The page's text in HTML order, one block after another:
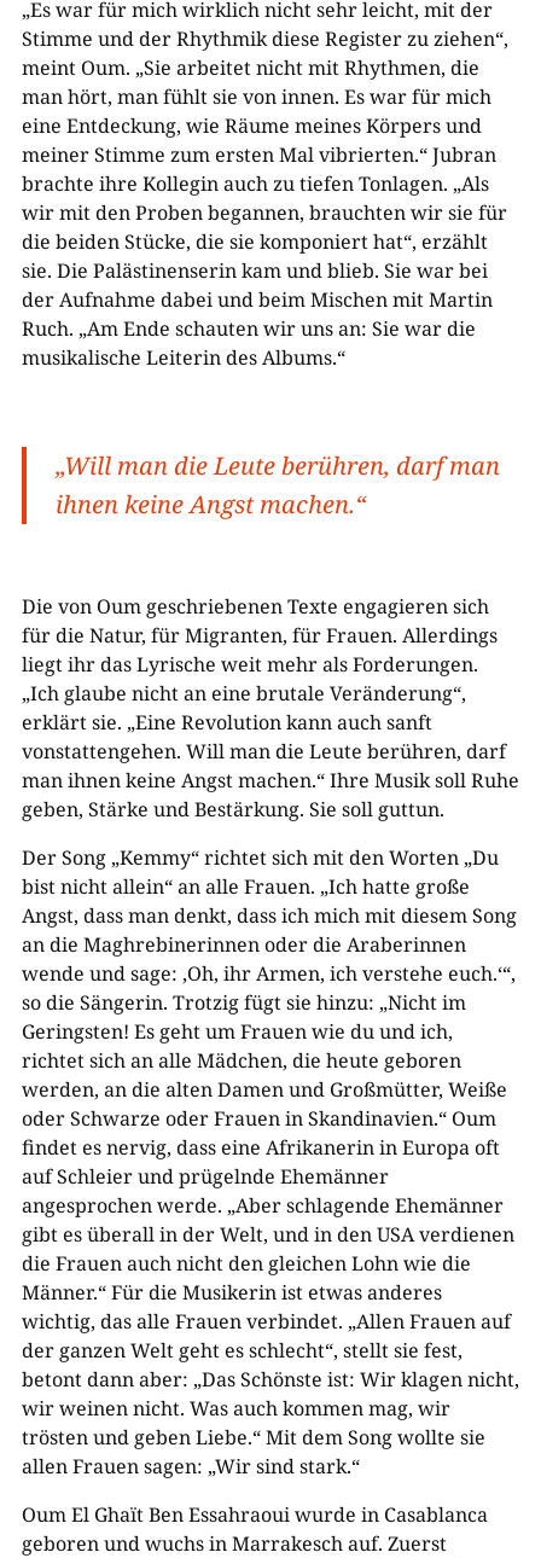
„Es war für mich wirklich nicht sehr leicht, mit der
Stimme und der Rhythmik diese Register zu ziehen“,
meint Oum. „Sie arbeitet nicht mit Rhythmen, die
man hört, man fühlt sie von innen. Es war für mich
eine Entdeckung, wie Räume meines Körpers und
meiner Stimme zum ersten Mal vibrierten.“ Jubran
brachte ihre Kollegin auch zu tiefen Tonlagen. „Als
wir mit den Proben begannen, brauchten wir sie für
die beiden Stücke, die sie komponiert hat“, erzählt
sie. Die Palästinenserin kam und blieb. Sie war bei
der Aufnahme dabei und beim Mischen mit Martin
Ruch. „Am Ende schauten wir uns an: Sie war die
musikalische Leiterin des Albums.“
„Will man die Leute berühren, darf man
ihnen keine Angst machen.“
Die von Oum geschriebenen Texte engagieren sich
für die Natur, für Migranten, für Frauen. Allerdings
liegt ihr das Lyrische weit mehr als Forderungen.
„Ich glaube nicht an eine brutale Veränderung“,
erklärt sie. „Eine Revolution kann auch sanft
vonstattengehen. Will man die Leute berühren, darf
man ihnen keine Angst machen.“ Ihre Musik soll Ruhe
geben, Stärke und Bestärkung. Sie soll guttun.
Der Song „Kemmy“ richtet sich mit den Worten „Du
bist nicht allein“ an alle Frauen. „Ich hatte große
Angst, dass man denkt, dass ich mich mit diesem Song
an die Maghrebinerinnen oder die Araberinnen
wende und sage: ‚Oh, ihr Armen, ich verstehe euch.‘“,
so die Sängerin. Trotzig fügt sie hinzu: „Nicht im
Geringsten! Es geht um Frauen wie du und ich,
richtet sich an alle Mädchen, die heute geboren
werden, an die alten Damen und Großmütter, Weiße
oder Schwarze oder Frauen in Skandinavien.“ Oum
findet es nervig, dass eine Afrikanerin in Europa oft
auf Schleier und prügelnde Ehemänner
angesprochen werde. „Aber schlagende Ehemänner
gibt es überall in der Welt, und in den USA verdienen
die Frauen auch nicht den gleichen Lohn wie die
Männer.“ Für die Musikerin ist etwas anderes
wichtig, das alle Frauen verbindet. „Allen Frauen auf
der ganzen Welt geht es schlecht“, stellt sie fest,
betont dann aber: „Das Schönste ist: Wir klagen nicht,
wir weinen nicht. Was auch kommen mag, wir
trösten und geben Liebe.“ Mit dem Song wollte sie
allen Frauen sagen: „Wir sind stark.“
Oum El Ghaït Ben Essahraoui wurde in Casablanca
geboren und wuchs in Marrakesch auf. Zuerst